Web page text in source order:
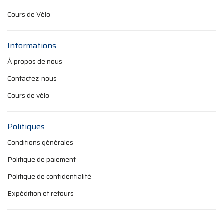
Cours de Vélo
Informations
À propos de nous
Contactez-nous
Cours de vélo
Politiques
Conditions générales
Politique de paiement
Politique de confidentialité
Expédition et retours